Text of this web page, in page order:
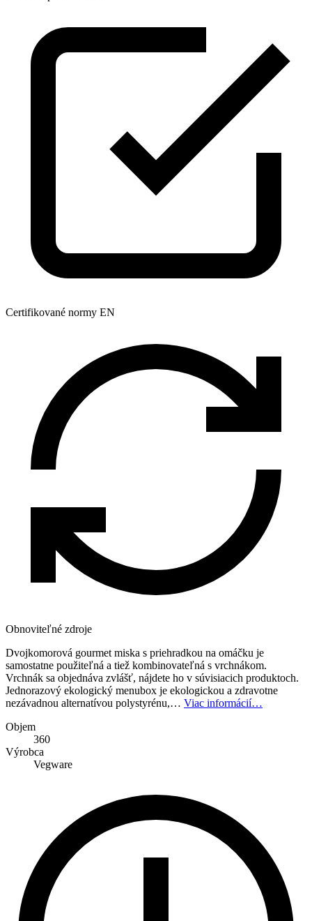
Certifikované normy EN
Obnoviteľné zdroje
Dvojkomorová gourmet miska s priehradkou na omáčku je
samostatne použiteľná a tiež kombinovateľná s vrchnákom.
Vrchnák sa objednáva zvlášť, nájdete ho v súvisiacich produktoch.
Jednorazový ekologický menubox je ekologickou a zdravotne
nezávadnou alternatívou polystyrénu,… Viac informácií…
Objem
360
Výrobca
Vegware